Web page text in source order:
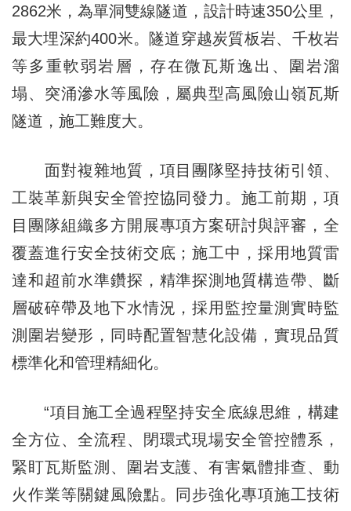
2862米，為單洞雙線隧道，設計時速350公里，
最大埋深約400米。隧道穿越炭質板岩、千枚岩
等多重軟弱岩層，存在微瓦斯逸出、圍岩溜
塌、突涌滲水等風險，屬典型高風險山嶺瓦斯
隧道，施工難度大。
面對複雜地質，項目團隊堅持技術引領、
工裝革新與安全管控協同發力。施工前期，項
目團隊組織多方開展專項方案研討與評審，全
覆蓋進行安全技術交底；施工中，採用地質雷
達和超前水準鑽探，精準探測地質構造帶、斷
層破碎帶及地下水情況，採用監控量測實時監
測圍岩變形，同時配置智慧化設備，實現品質
標準化和管理精細化。
“項目施工全過程堅持安全底線思維，構建
全方位、全流程、閉環式現場安全管控體系，
緊盯瓦斯監測、圍岩支護、有害氣體排查、動
火作業等關鍵風險點。同步強化專項施工技術